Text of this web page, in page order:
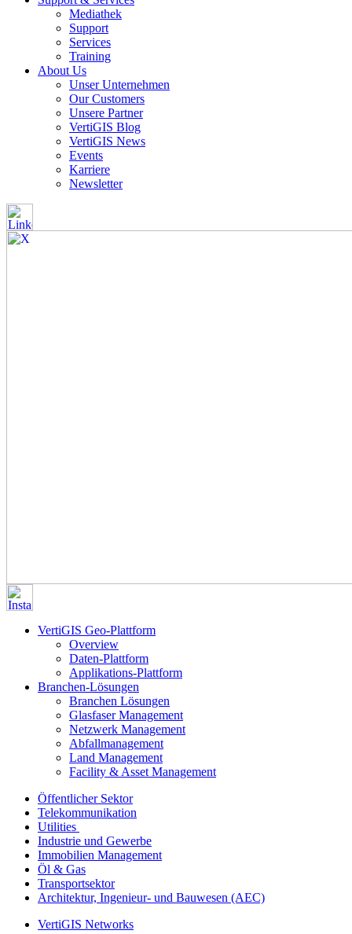
Mediathek
Support
Services
Training
About Us
Unser Unternehmen
Our Customers
Unsere Partner
VertiGIS Blog
VertiGIS News
Events
Karriere
Newsletter
VertiGIS Geo-Plattform
Overview
Daten-Plattform
Applikations-Plattform
Branchen-Lösungen
Branchen Lösungen
Glasfaser Management
Netzwerk Management
Abfallmanagement
Land Management
Facility & Asset Management
Öffentlicher Sektor
Telekommunikation
Utilities
Industrie und Gewerbe
Immobilien Management
Öl & Gas
Transportsektor
Architektur, Ingenieur- und Bauwesen (AEC)
VertiGIS Networks